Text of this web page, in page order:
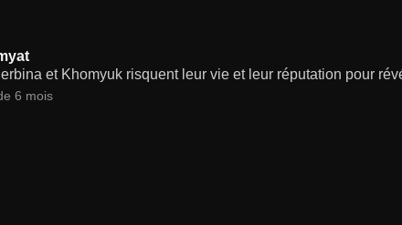
et Khomyuk risquent leur vie et leur réputation pour
6 mois